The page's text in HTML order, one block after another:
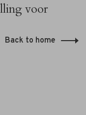
voor
Back to home